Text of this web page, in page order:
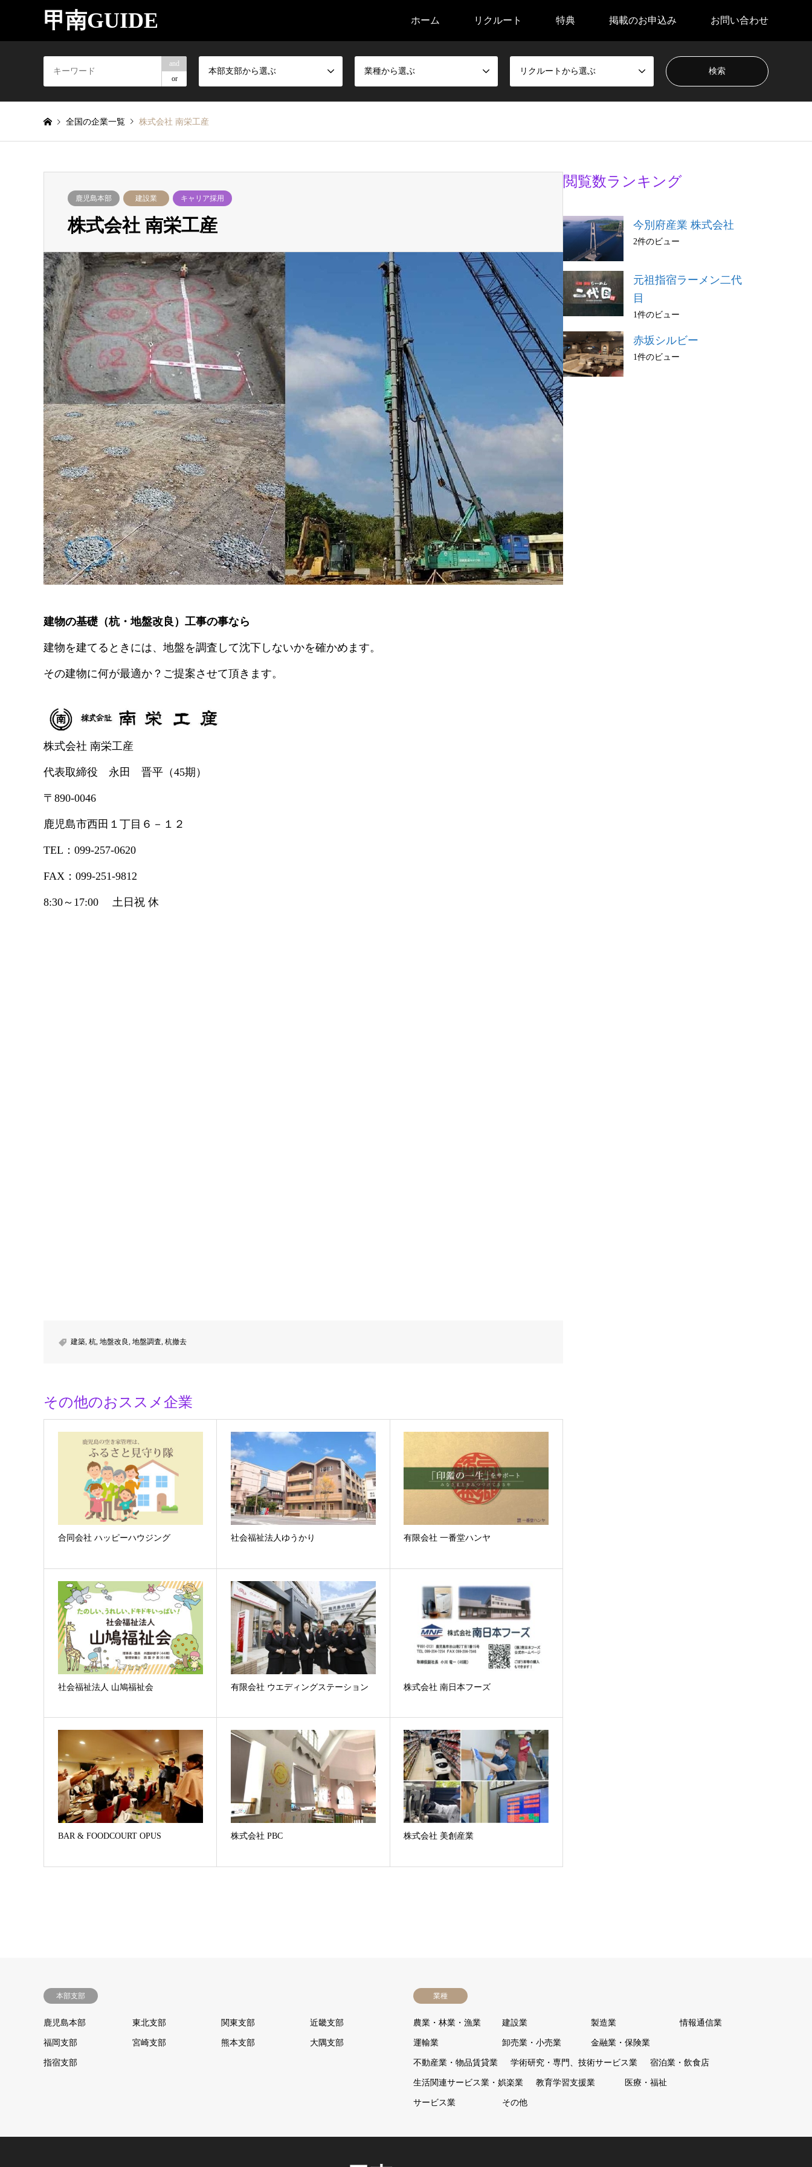
甲南GUIDE ホーム リクルート 特典 掲載のお申込み お問い合わせ
and
or
本部支部から選ぶ 業種から選ぶ リクルートから選ぶ
全国の企業一覧 株式会社 南栄工産
鹿児島本部 建設業 キャリア採用
株式会社 南栄工産
建物の基礎（杭・地盤改良）工事の事なら
建物を建てるときには、地盤を調査して沈下しないかを確かめます。
その建物に何が最適か？ご提案させて頂きます。
株式会社 南栄工産
代表取締役 永田 晋平（45期）
〒890-0046
鹿児島市西田１丁目６－１２
TEL：099-257-0620
FAX：099-251-9812
8:30～17:00 土日祝 休
建築, 杭, 地盤改良, 地盤調査, 杭撤去
その他のおススメ企業
合同会社 ハッピーハウジング 社会福祉法人ゆうかり 有限会社 一番堂ハンヤ
社会福祉法人 山鳩福祉会 有限会社 ウエディングステーション 株式会社 南日本フーズ
BAR & FOODCOURT OPUS 株式会社 PBC 株式会社 美創産業
閲覧数ランキング
今別府産業 株式会社
2件のビュー
元祖指宿ラーメン二代
目
1件のビュー
赤坂シルビー
1件のビュー
本部支部
鹿児島本部 東北支部 関東支部 近畿支部
福岡支部 宮崎支部 熊本支部 大隅支部
指宿支部
業種
農業・林業・漁業 建設業 製造業 情報通信業
運輸業 卸売業・小売業 金融業・保険業
不動産業・物品賃貸業 学術研究・専門、技術サービス業 宿泊業・飲食店
生活関連サービス業・娯楽業 教育学習支援業 医療・福祉
サービス業 その他